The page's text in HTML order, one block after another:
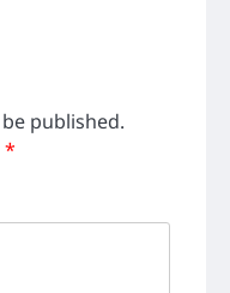
published.
*